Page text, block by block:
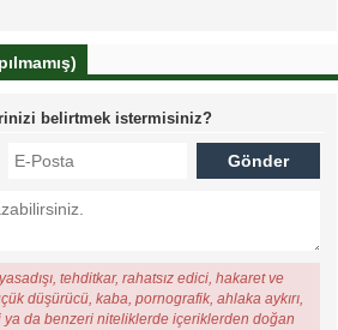
belirtmek istermisiniz?
tehditkar, rahatsız edici, hakaret ve
düşürücü, kaba, pornografik, ahlaka aykırı,
ya da benzeri niteliklerde içeriklerden doğan